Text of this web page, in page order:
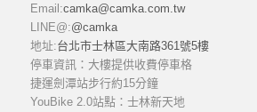
Email:camka@camka.com.tw
LINE@:@camka
地址:台北市士林區大南路361號5樓
停車資訊：大樓提供收費停車格
捷運劍潭站步行約15分鐘
YouBike 2.0站點：士林新天地